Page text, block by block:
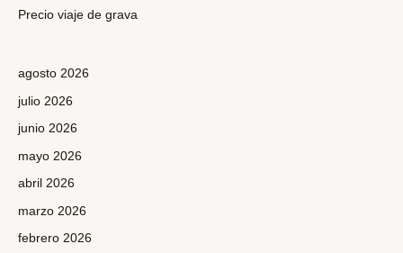
Precio viaje de grava
agosto 2026
julio 2026
junio 2026
mayo 2026
abril 2026
marzo 2026
febrero 2026